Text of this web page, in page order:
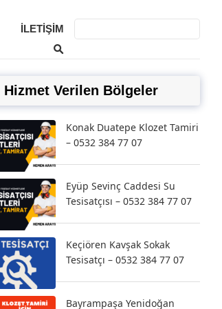
İLETIŞIM
Hizmet Verilen Bölgeler
Konak Duatepe Klozet Tamiri
– 0532 384 77 07
Eyüp Sevinç Caddesi Su
Tesisatçısı – 0532 384 77 07
Keçiören Kavşak Sokak
Tesisatçı – 0532 384 77 07
Bayrampaşa Yenidoğan